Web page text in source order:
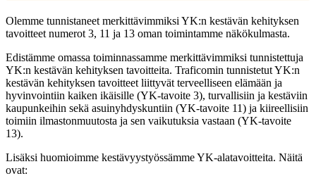
Olemme tunnistaneet merkittävimmiksi YK:n kestävän kehityksen
tavoitteet numerot 3, 11 ja 13 oman toimintamme näkökulmasta.
Edistämme omassa toiminnassamme merkittävimmiksi tunnistettuja
YK:n kestävän kehityksen tavoitteita. Traficomin tunnistetut YK:n
kestävän kehityksen tavoitteet liittyvät terveelliseen elämään ja
hyvinvointiin kaiken ikäisille (YK-tavoite 3), turvallisiin ja kestäviin
kaupunkeihin sekä asuinyhdyskuntiin (YK-tavoite 11) ja kiireellisiin
toimiin ilmastonmuutosta ja sen vaikutuksia vastaan (YK-tavoite
13).
Lisäksi huomioimme kestävyystyössämme YK-alatavoitteita. Näitä
ovat: